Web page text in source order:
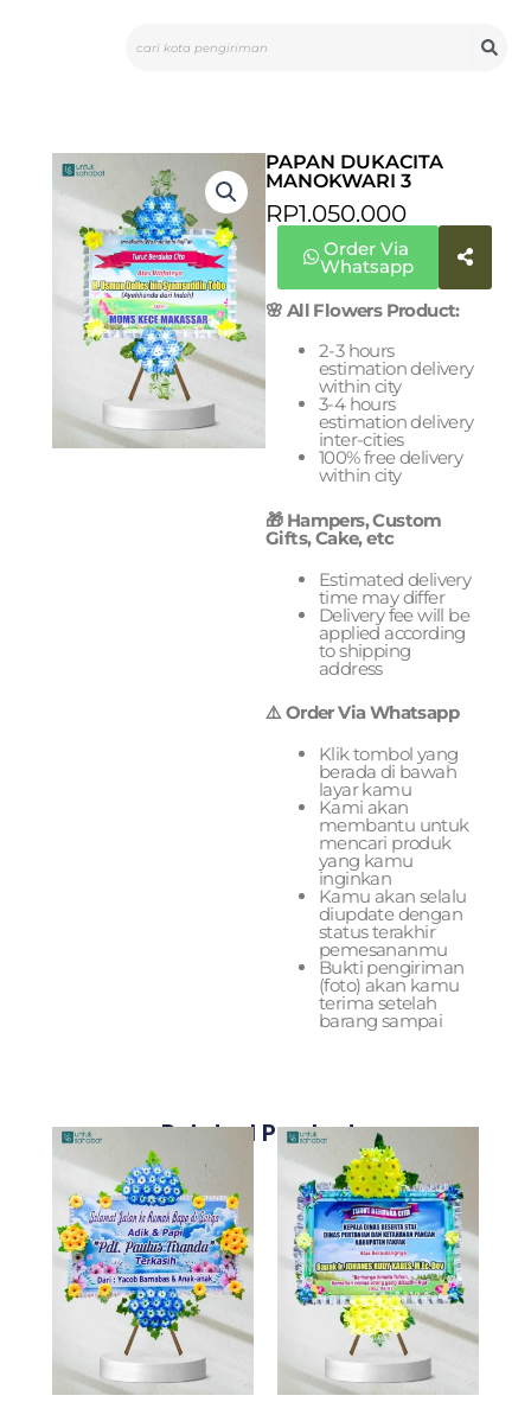
PAPAN DUKACITA
MANOKWARI 3
RP1.050.000
Order Via
Whatsapp
🌸 All Flowers Product:
2-3 hours
estimation delivery
within city
3-4 hours
estimation delivery
inter-cities
100% free delivery
within city
🎁 Hampers, Custom
Gifts, Cake, etc
Estimated delivery
time may differ
Delivery fee will be
applied according
to shipping
address
⚠️ Order Via Whatsapp
Klik tombol yang
berada di bawah
layar kamu
Kami akan
membantu untuk
mencari produk
yang kamu
inginkan
Kamu akan selalu
diupdate dengan
status terakhir
pemesananmu
Bukti pengiriman
(foto) akan kamu
terima setelah
barang sampai
Related Products